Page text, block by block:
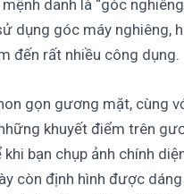
danh là “góc
dụng góc máy nghiêng,
đến rất nhiều công dụng.
gọn gương mặt, cùng
khuyết điểm trên
bạn chụp ảnh chính
còn định hình được